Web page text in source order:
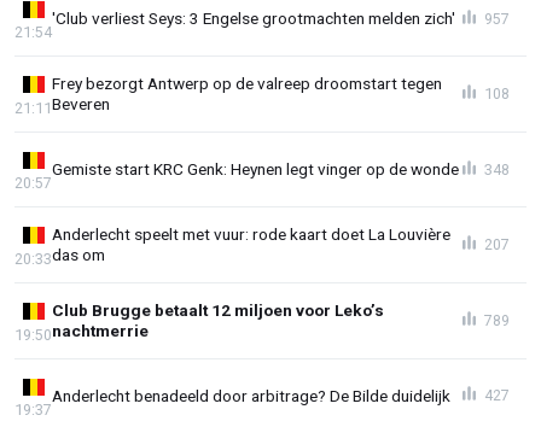
'Club verliest Seys: 3 Engelse grootmachten melden zich'
21:54
957
Frey bezorgt Antwerp op de valreep droomstart tegen
Beveren
21:11
108
Gemiste start KRC Genk: Heynen legt vinger op de wonde
20:57
348
Anderlecht speelt met vuur: rode kaart doet La Louvière
das om
20:33
207
Club Brugge betaalt 12 miljoen voor Leko’s
nachtmerrie
19:50
789
Anderlecht benadeeld door arbitrage? De Bilde duidelijk
19:37
427